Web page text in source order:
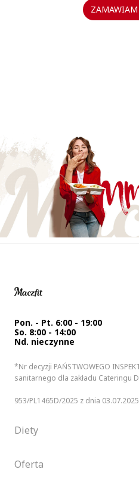
Pon. - Pt. 6:00 - 19:00
So. 8:00 - 14:00
Nd. nieczynne
*Nr decyzji PAŃSTWOWEGO
sanitarnego dla zakładu Cateringu
953/PL1465D/2025 z dnia 03.07.2025
Diety
Oferta